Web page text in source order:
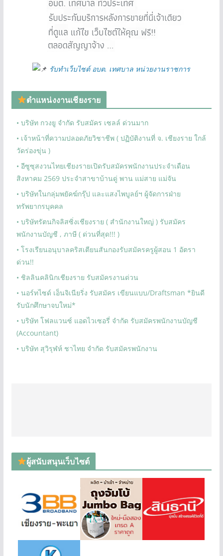
รับทำเว็บไซต์ อบต. เทศบาล หน่วยงานราชการ
ตำแหน่งงานเชียงราย
• บริษัท กวงยู จำกัด รับสมัคร เซลล์ ด่วนมาก
• เจ้าหน้าที่ความปลอดภัยวิชาชีพ ( ปฏิบัติงานที่ จ. เชียงราย ใกล้
วัดร่องขุ่น )
• อีซูซุสงวนไทยเชียงรายเปิดรับสมัครพนักงานประจำเดือน
สิงหาคม 2569 ประจำสาขาบ้านดู่ พาน แม่สาย แม่จัน
• บริษัทในกลุ่มพยัคฆ์กรุ๊ป และแสงไพบูลย์ฯ ผู้จัดการฝ่าย
ทรัพยากรบุคคล
• บริษัทรัตนกิจลิสซิ่งเชียงราย ( สำนักงานใหญ่ ) รับสมัคร
พนักงานบัญชี , ภาษี ( ด่วนที่สุด!!! )
• โรงเรียนอนุบาลคริสเตียนสันกองรับสมัครครูผู้สอน 1 อัตรา
ด่วน!!
• ชิลลินคลินิกเชียงราย รับสมัครงานด่วน
• นอร์ทไซด์ เอ็นจิเนียริ่ง รับสมัคร เขียนแบบ/Draftsman *ยินดี
รับนักศึกษาจบใหม่*
• บริษัท โฟลแวนซ์ แอดไวเซอรี่ จำกัด รับสมัครพนักงานบัญชี
(Accountant)
• บริษัท สุวิรุฬห์ ชาไทย จำกัด รับสมัครพนักงาน
ผู้สนับสนุนเว็บไซต์